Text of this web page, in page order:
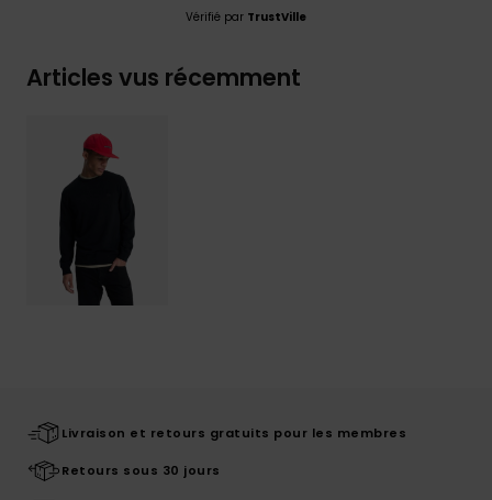
Vérifié par TrustVille
Articles vus récemment
Livraison et retours gratuits pour les membres
Retours sous 30 jours